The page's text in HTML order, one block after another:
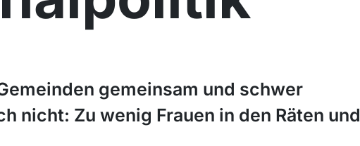
gemeinsam und schwer
nicht: Zu wenig Frauen in den Räten und